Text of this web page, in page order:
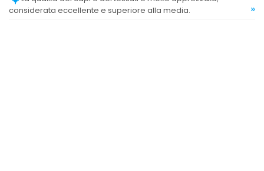
considerata eccellente e superiore alla media.
»